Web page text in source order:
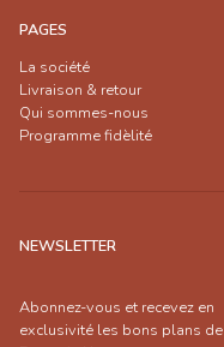
PAGES
La société
Livraison & retour
Qui sommes-nous
Programme fidèlité
NEWSLETTER
Abonnez-vous et recevez en
exclusivité les bons plans de